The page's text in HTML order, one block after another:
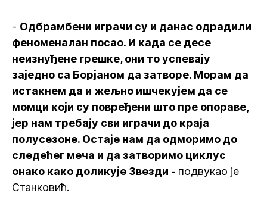
- Одбрамбени играчи су и данас одрадили
феноменалан посао. И када се десе
неизнуђене грешке, они то успевају
заједно са Борјаном да затворе. Морам да
истакнем да и жељно ишчекујем да се
момци који су повређени што пре опораве,
јер нам требају сви играчи до краја
полусезоне. Остаје нам да одморимо до
следећег меча и да затворимо циклус
онако како доликује Звезди - подвукао је
Станковић.